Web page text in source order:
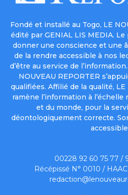
Fondé et installé au Togo, LE
édité par GENIAL LIS MEDIA.
donner une conscience et une
de la rendre accessible à nos
d’être au service de
NOUVEAU REPORTER
qualifiées. Affilié de la qualité, LE
ramène l’information à
et du monde, pour la
déontologiquement correcte.
00228 92 60 75 77 /
Récépissé N° 0010 /